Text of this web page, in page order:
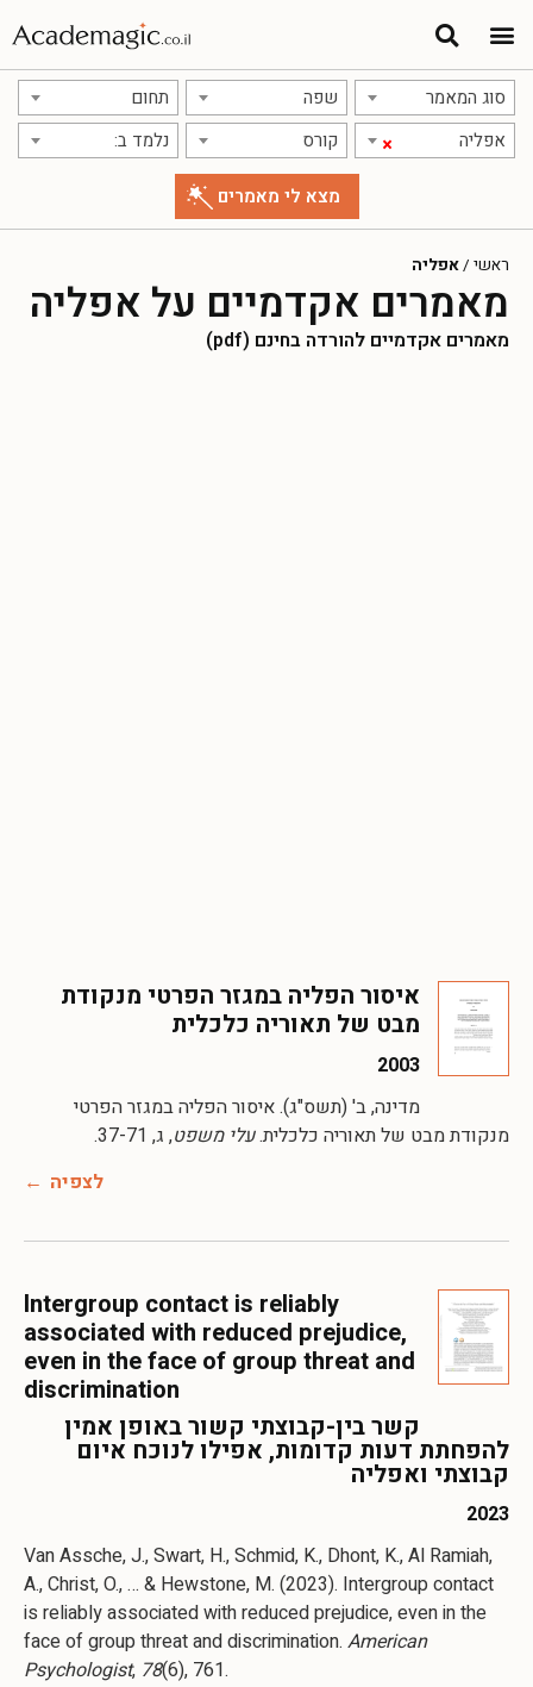
סוג המאמר שפה תחום
× אפליה קורס נלמד ב:
ראשי /אפליה
מאמרים אקדמיים על אפליה
מאמרים אקדמיים להורדה בחינם (pdf)
איסור הפליה במגזר הפרטי מנקודת
מבט של תאוריה כלכלית
2003
מדינה, ב' (תשס"ג). איסור הפליה במגזר הפרטי
מנקודת מבט של תאוריה כלכלית.עלי משפט, ג, 37-71.
לצפיה
Intergroup contact is reliably
associated with reduced prejudice,
even in the face of group threat and
discrimination
קשר בין-קבוצתי קשור באופן אמין
להפחתת דעות קדומות, אפילו לנוכח איום
קבוצתי ואפליה
2023
Van Assche, J., Swart, H., Schmid, K., Dhont, K., Al Ramiah,
A., Christ, O., … & Hewstone, M. (2023). Intergroup contact
is reliably associated with reduced prejudice, even in the
face of group threat and discrimination. American
Psychologist, 78(6), 761.